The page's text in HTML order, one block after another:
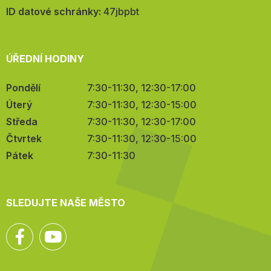
mail:
ID datové schránky: 47jbpbt
ÚŘEDNÍ HODINY
Pondělí
7:30-11:30, 12:30-17:00
Úterý
7:30-11:30, 12:30-15:00
Středa
7:30-11:30, 12:30-17:00
Čtvrtek
7:30-11:30, 12:30-15:00
Pátek
7:30-11:30
SLEDUJTE NAŠE MĚSTO
Facebook